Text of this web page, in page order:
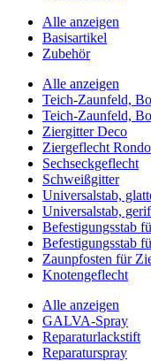
Alle anzeigen
Basisartikel
Zubehör
Alle anzeigen
Teich-Zaunfeld,
Teich-Zaunfeld,
Ziergitter Deco
Ziergeflecht Rondo
Sechseckgeflecht
Schweißgitter
Universalstab,
Universalstab,
Befestigungsstab
Befestigungsstab
Zaunpfosten für
Knotengeflecht
Alle anzeigen
GALVA-Spray
Reparaturlackstift
Reparaturspray